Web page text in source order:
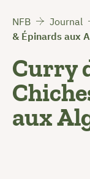
NFB Journal
& Épinards aux
Curry
aux